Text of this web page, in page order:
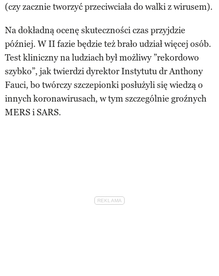
(czy zacznie tworzyć przeciwciała do walki z wirusem).
Na dokładną ocenę skuteczności czas przyjdzie
później. W II fazie będzie też brało udział więcej osób.
Test kliniczny na ludziach był możliwy ”rekordowo
szybko”, jak twierdzi dyrektor Instytutu dr Anthony
Fauci, bo twórczy szczepionki posłużyli się wiedzą o
innych koronawirusach, w tym szczególnie groźnych
MERS i SARS.